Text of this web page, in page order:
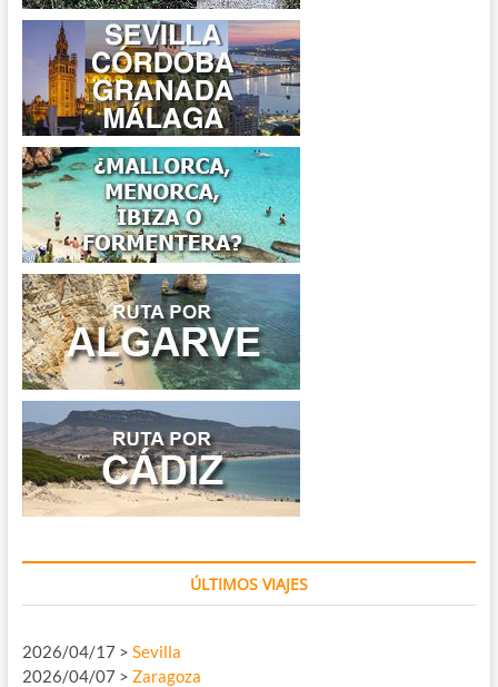
ÚLTIMOS VIAJES
2026/04/17 > Sevilla
2026/04/07 > Zaragoza